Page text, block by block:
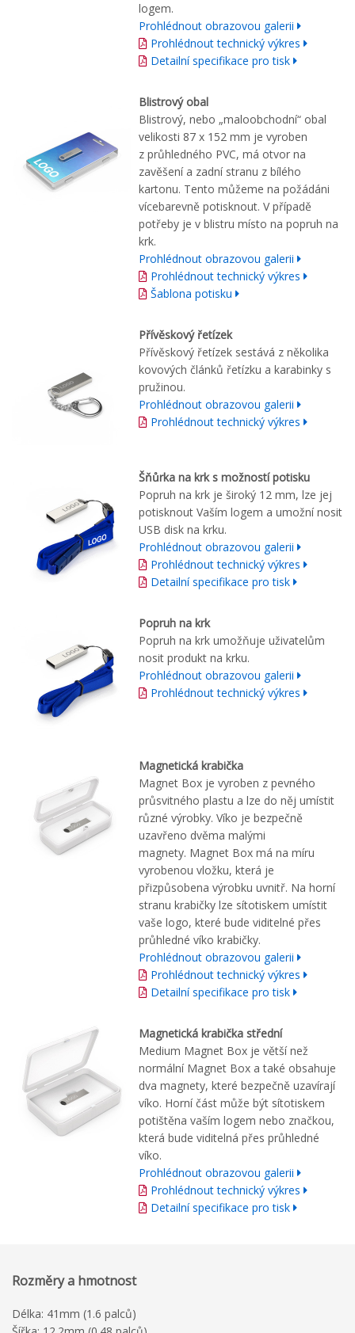
logem.
Prohlédnout obrazovou galerii
Prohlédnout technický výkres
Detailní specifikace pro tisk
Blistrový obal
Blistrový, nebo „maloobchodní“ obal
velikosti 87 x 152 mm je vyroben
z průhledného PVC, má otvor na
zavěšení a zadní stranu z bílého
kartonu. Tento můžeme na požádáni
vícebarevně potisknout. V případě
potřeby je v blistru místo na popruh na
krk.
Prohlédnout obrazovou galerii
Prohlédnout technický výkres
Šablona potisku
Přívěskový řetízek
Přívěskový řetízek sestává z několika
kovových článků řetízku a karabinky s
pružinou.
Prohlédnout obrazovou galerii
Prohlédnout technický výkres
Šňůrka na krk s možností potisku
Popruh na krk je široký 12 mm, lze jej
potisknout Vaším logem a umožní nosit
USB disk na krku.
Prohlédnout obrazovou galerii
Prohlédnout technický výkres
Detailní specifikace pro tisk
Popruh na krk
Popruh na krk umožňuje uživatelům
nosit produkt na krku.
Prohlédnout obrazovou galerii
Prohlédnout technický výkres
Magnetická krabička
Magnet Box je vyroben z pevného
průsvitného plastu a lze do něj umístit
různé výrobky. Víko je bezpečně
uzavřeno dvěma malými
magnety. Magnet Box má na míru
vyrobenou vložku, která je
přizpůsobena výrobku uvnitř. Na horní
stranu krabičky lze sítotiskem umístit
vaše logo, které bude viditelné přes
průhledné víko krabičky.
Prohlédnout obrazovou galerii
Prohlédnout technický výkres
Detailní specifikace pro tisk
Magnetická krabička střední
Medium Magnet Box je větší než
normální Magnet Box a také obsahuje
dva magnety, které bezpečně uzavírají
víko. Horní část může být sítotiskem
potištěna vaším logem nebo značkou,
která bude viditelná přes průhledné
víko.
Prohlédnout obrazovou galerii
Prohlédnout technický výkres
Detailní specifikace pro tisk
Rozměry a hmotnost
Délka: 41mm (1.6 palců)